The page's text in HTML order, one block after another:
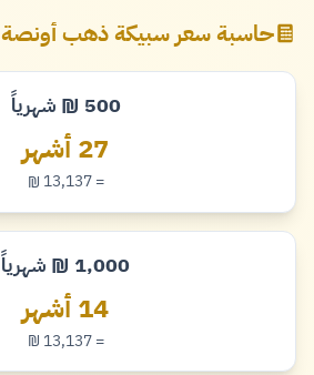
حاسبة سعر سبيكة ذهب أونصة
500
شيكل
₪ شهرياً
27 أشهر
= 13,137 شيكل
₪
1,000
شيكل
₪ شهرياً
14 أشهر
= 13,137 شيكل
₪